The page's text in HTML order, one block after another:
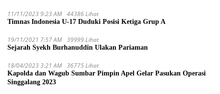
11/11/2023 9:23 AM 44386 Lihat
Timnas Indonesia U-17 Duduki Posisi Ketiga Grup A
19/11/2021 7:57 AM 39999 Lihat
Sejarah Syekh Burhanuddin Ulakan Pariaman
18/04/2023 3:21 AM 36775 Lihat
Kapolda dan Wagub Sumbar Pimpin Apel Gelar Pasukan Operasi
Singgalang 2023